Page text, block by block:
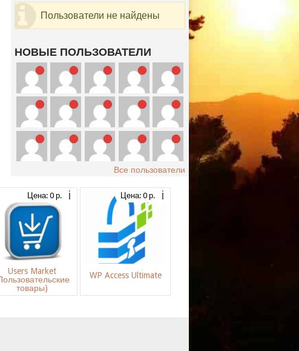
Пользователи не найдены
НОВЫЕ ПОЛЬЗОВАТЕЛИ
Все пользователи
Цена: 0 р.
Users Market
товары)
Цена: 0 р.
WP Access Ultimate